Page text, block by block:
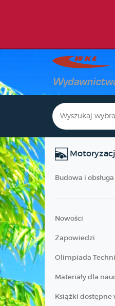
Budowa i
Nowości
Zapowiedzi
Olimpiada
Materiały dla
Książki dostępne